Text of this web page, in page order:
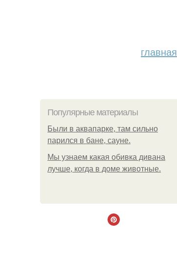
главная
Популярные материалы
Были в аквапарке, там сильно
парился в бане, сауне.
Мы узнаем какая обивка дивана
лучше, когда в доме животные.